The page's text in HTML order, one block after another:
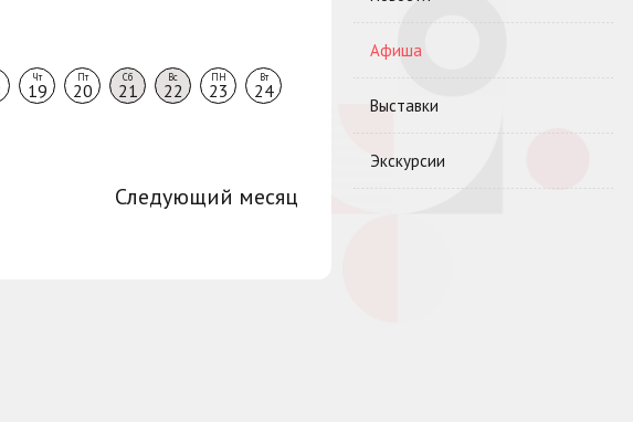
Чт
19
Пт
20
Сб
21
Вс
22
ПН
23
Вт
24
Следующий месяц
Афиша
Выставки
Экскурсии